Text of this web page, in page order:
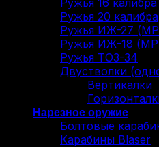
Ружья 16 калибра
Ружья 20 калибра
Ружья ИЖ-27
Ружья ИЖ-18
Ружья ТОЗ-34
Двустволки
Вертикалки
Нарезное оружие
Болтовые
Карабины Blaser